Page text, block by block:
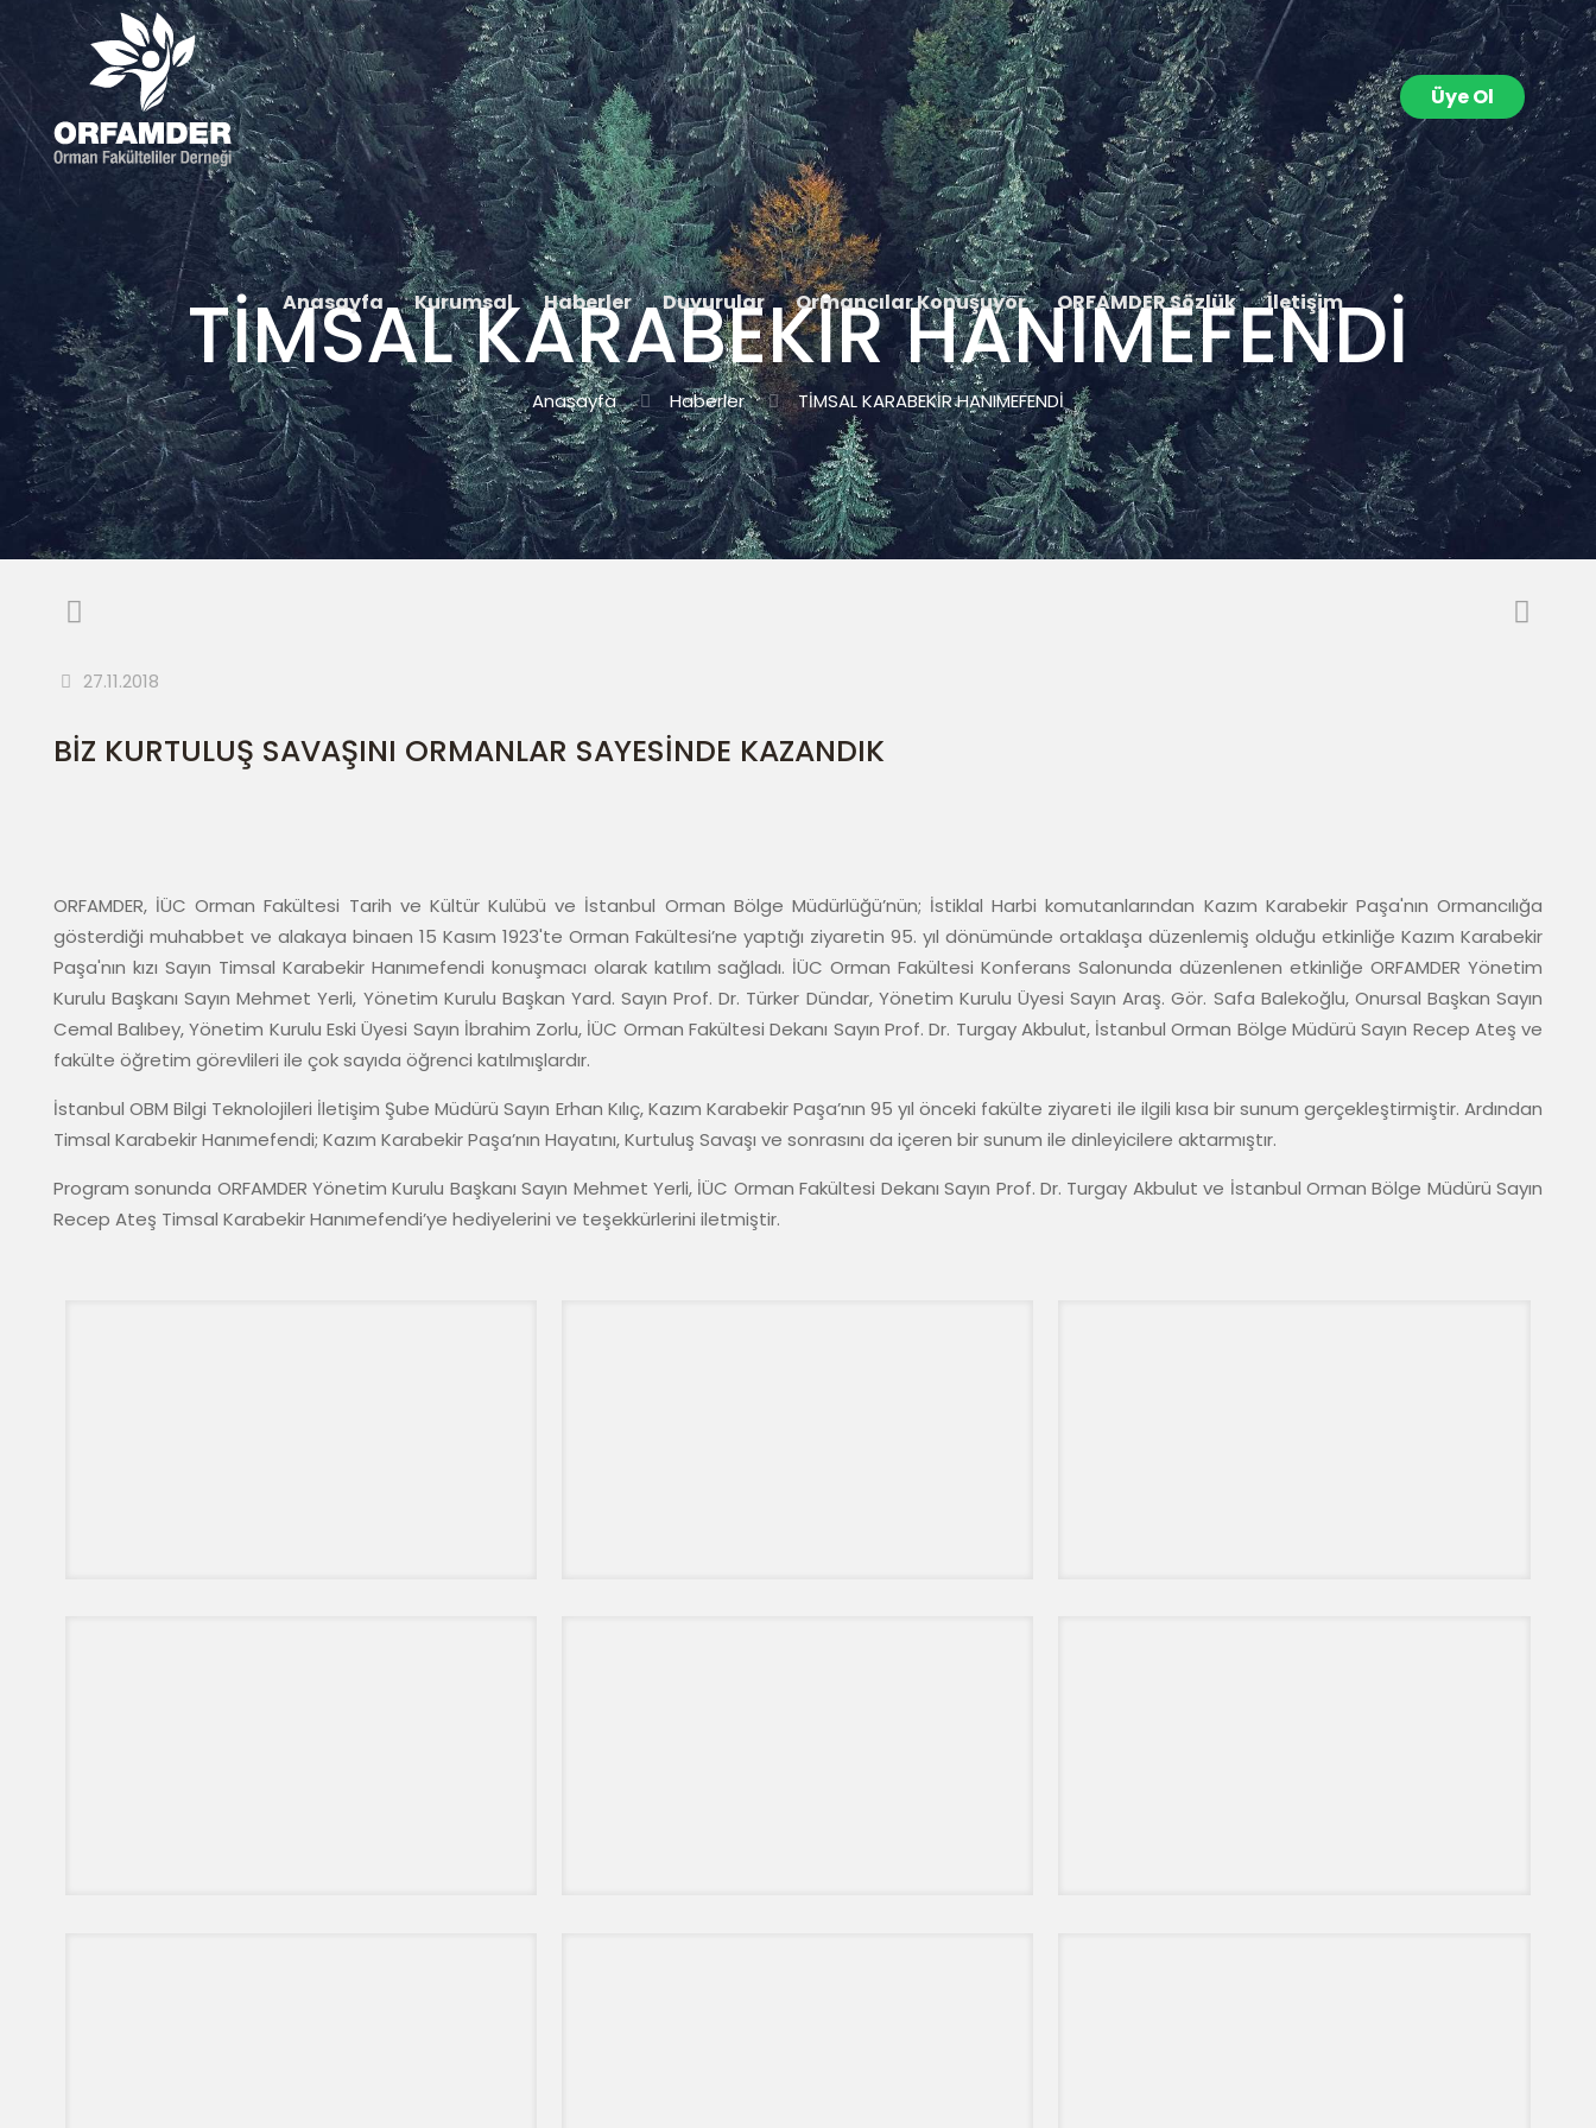
Anasayfa Kurumsal Haberler Duyurular Ormancılar Konuşuyor ORFAMDER Sözlük İletişim
Üye Ol
TİMSAL KARABEKİR HANIMEFENDİ
Anasayfa Haberler TİMSAL KARABEKİR HANIMEFENDİ
27.11.2018
BİZ KURTULUŞ SAVAŞINI ORMANLAR SAYESİNDE KAZANDIK
ORFAMDER, İÜC Orman Fakültesi Tarih ve Kültür Kulübü ve İstanbul Orman Bölge Müdürlüğü’nün; İstiklal Harbi komutanlarından Kazım Karabekir Paşa'nın Ormancılığa
gösterdiği muhabbet ve alakaya binaen 15 Kasım 1923'te Orman Fakültesi’ne yaptığı ziyaretin 95. yıl dönümünde ortaklaşa düzenlemiş olduğu etkinliğe Kazım Karabekir
Paşa'nın kızı Sayın Timsal Karabekir Hanımefendi konuşmacı olarak katılım sağladı. İÜC Orman Fakültesi Konferans Salonunda düzenlenen etkinliğe ORFAMDER Yönetim
Kurulu Başkanı Sayın Mehmet Yerli, Yönetim Kurulu Başkan Yard. Sayın Prof. Dr. Türker Dündar, Yönetim Kurulu Üyesi Sayın Araş. Gör. Safa Balekoğlu, Onursal Başkan Sayın
Cemal Balıbey, Yönetim Kurulu Eski Üyesi Sayın İbrahim Zorlu, İÜC Orman Fakültesi Dekanı Sayın Prof. Dr. Turgay Akbulut, İstanbul Orman Bölge Müdürü Sayın Recep Ateş ve
fakülte öğretim görevlileri ile çok sayıda öğrenci katılmışlardır.
İstanbul OBM Bilgi Teknolojileri İletişim Şube Müdürü Sayın Erhan Kılıç, Kazım Karabekir Paşa’nın 95 yıl önceki fakülte ziyareti ile ilgili kısa bir sunum gerçekleştirmiştir. Ardından
Timsal Karabekir Hanımefendi; Kazım Karabekir Paşa’nın Hayatını, Kurtuluş Savaşı ve sonrasını da içeren bir sunum ile dinleyicilere aktarmıştır.
Program sonunda ORFAMDER Yönetim Kurulu Başkanı Sayın Mehmet Yerli, İÜC Orman Fakültesi Dekanı Sayın Prof. Dr. Turgay Akbulut ve İstanbul Orman Bölge Müdürü Sayın
Recep Ateş Timsal Karabekir Hanımefendi’ye hediyelerini ve teşekkürlerini iletmiştir.